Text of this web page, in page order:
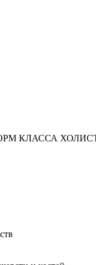
КЛАССА